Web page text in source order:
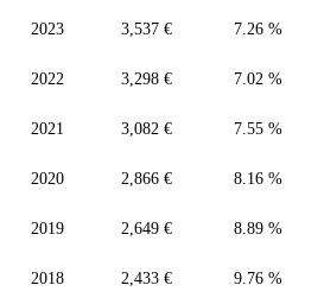
2023 3,537 € 7.26 %
2022 3,298 € 7.02 %
2021 3,082 € 7.55 %
2020 2,866 € 8.16 %
2019 2,649 € 8.89 %
2018 2,433 € 9.76 %